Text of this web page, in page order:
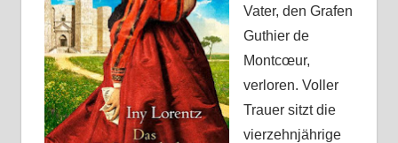
Vater, den Grafen
Guthier de
Montcœur,
verloren. Voller
Trauer sitzt die
vierzehnjährige